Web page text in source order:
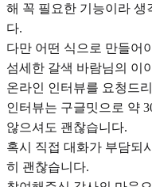
해 꼭 필요한 기능이라 생
다.
다만 어떤 식으로 만들어
섬세한 갈색 바람님의 이
온라인 인터뷰를 요청드
인터뷰는 구글밋으로 약
않으셔도 괜찮습니다.
혹시 직접 대화가 부담되
히 괜찮습니다.